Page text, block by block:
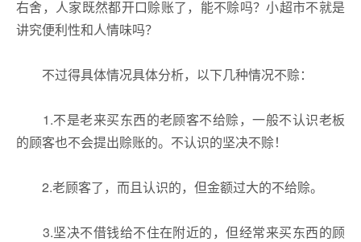
右舍，人家既然都开口赊账了，能不赊吗？小超市不就是
讲究便利性和人情味吗？
不过得具体情况具体分析，以下几种情况不赊：
1.不是老来买东西的老顾客不给赊，一般不认识老板
的顾客也不会提出赊账的。不认识的坚决不赊！
2.老顾客了，而且认识的，但金额过大的不给赊。
3.坚决不借钱给不住在附近的，但经常来买东西的顾